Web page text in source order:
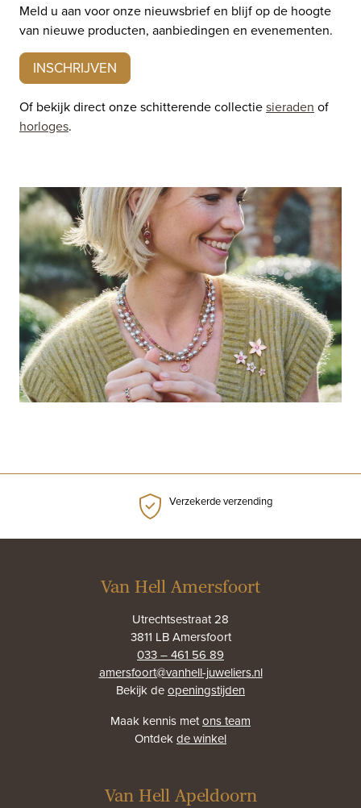
Meld u aan voor onze nieuwsbrief en blijf op de hoogte
van nieuwe producten, aanbiedingen en evenementen.
INSCHRIJVEN
Of bekijk direct onze schitterende collectiesieraden of
horloges.
Verzekerde verzending
Van Hell Amersfoort
Utrechtsestraat 28
3811 LB Amersfoort
033 – 461 56 89
amersfoort@vanhell-juweliers.nl
Bekijk deopeningstijden
Maak kennis metons team
Ontdekde winkel
Van Hell Apeldoorn